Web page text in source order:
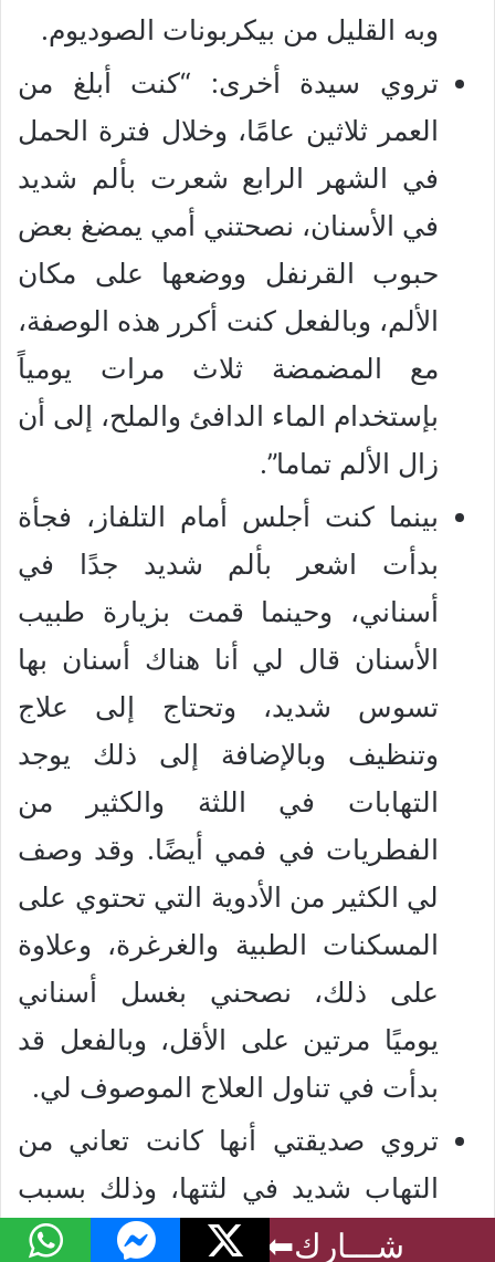
وبه القليل من بيكربونات الصوديوم.
تروي سيدة أخرى: “كنت أبلغ من
العمر ثلاثين عامًا، وخلال فترة الحمل
في الشهر الرابع شعرت بألم شديد
في الأسنان، نصحتني أمي يمضغ بعض
حبوب القرنفل ووضعها على مكان
الألم، وبالفعل كنت أكرر هذه الوصفة،
مع المضمضة ثلاث مرات يومياً
بإستخدام الماء الدافئ والملح، إلى أن
زال الألم تماما”.
بينما كنت أجلس أمام التلفاز، فجأة
بدأت اشعر بألم شديد جدًا في
أسناني، وحينما قمت بزيارة طبيب
الأسنان قال لي أنا هناك أسنان بها
تسوس شديد، وتحتاج إلى علاج
وتنظيف وبالإضافة إلى ذلك يوجد
التهابات في اللثة والكثير من
الفطريات في فمي أيضًا. وقد وصف
لي الكثير من الأدوية التي تحتوي على
المسكنات الطبية والغرغرة، وعلاوة
على ذلك، نصحني بغسل أسناني
يوميًا مرتين على الأقل، وبالفعل قد
بدأت في تناول العلاج الموصوف لي.
تروي صديقتي أنها كانت تعاني من
التهاب شديد في لثتها، وذلك بسبب
خروج ضرس العقل عندها، وبالإضافة